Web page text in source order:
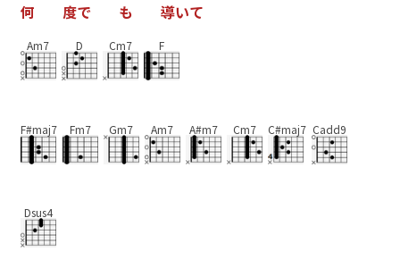
何 度で も 導いて
Am7 D Cm7 F
F#maj7 Fm7 Gm7 Am7 A#m7 Cm7 C#maj7 Cadd9
Dsus4